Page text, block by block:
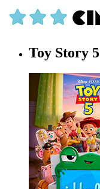
Toy Story 5